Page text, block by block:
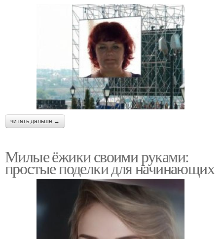
читать дальше →
Милые ёжики своими руками:
простые поделки для начинающих